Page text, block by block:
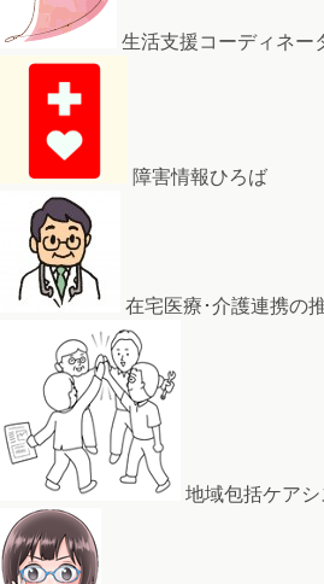
生活支援コーディネー
障害情報ひろば
在宅医療･介護連携の
地域包括ケア